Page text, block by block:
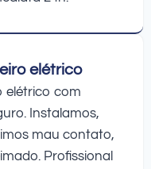
elétrico
elétrico com
Instalamos,
mau contato,
Profissional